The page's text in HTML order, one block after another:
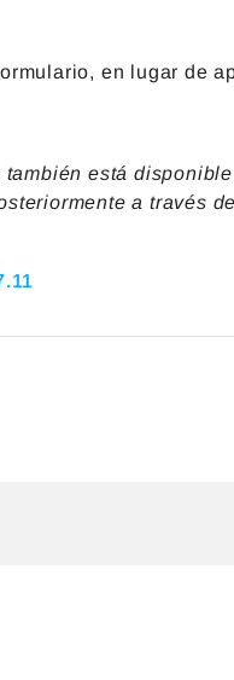
en lugar de
está
a través